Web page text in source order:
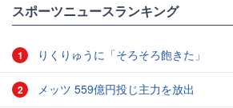
スポーツニュースランキング
1 りくりゅうに「そろそろ飽きた」
2 メッツ 559億円投じ主力を放出